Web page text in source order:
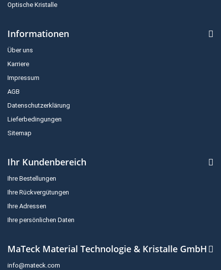
Optische Kristalle
Informationen
Über uns
Karriere
Impressum
AGB
Datenschutzerklärung
Lieferbedingungen
Sitemap
Ihr Kundenbereich
Ihre Bestellungen
Ihre Rückvergütungen
Ihre Adressen
Ihre persönlichen Daten
MaTeck Material Technologie & Kristalle GmbH
info@mateck.com